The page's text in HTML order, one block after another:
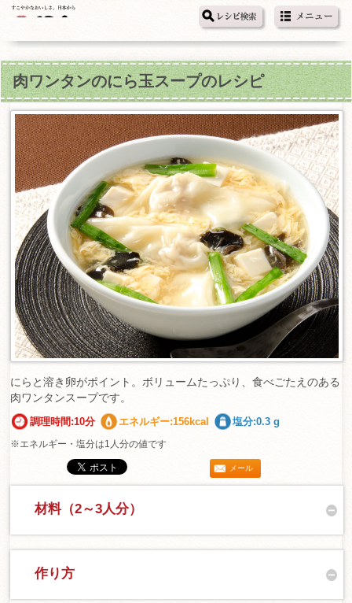
肉ワンタンのにら玉スープのレシピ
にらと溶き卵がポイント。ボリュームたっぷり、食べごたえのある
肉ワンタンスープです。
調理時間:10分 エネルギー:156kcal 塩分:0.3 g
※エネルギー・塩分は1人分の値です
メール
材料（2～3人分）
作り方